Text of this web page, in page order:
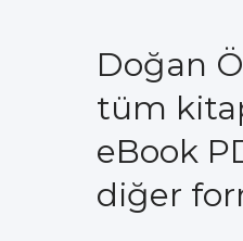
Doğan
tüm
eBook
diğer